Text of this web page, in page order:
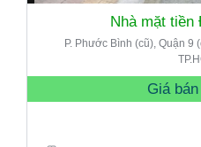
Nhà mặt
P. Phước Bình (cũ), Quận 9
Giá bán